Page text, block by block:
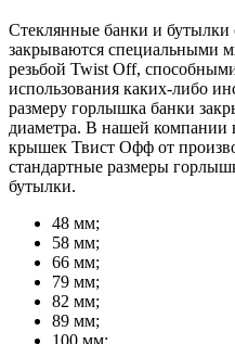
Стеклянные банки и бутылки
закрываются специальными
резьбой Twist Off,
использования каких-либо
размеру горлышка банки
диаметра. В нашей компании
крышек Твист Офф от
стандартные размеры
бутылки.
48 мм;
58 мм;
66 мм;
79 мм;
82 мм;
89 мм;